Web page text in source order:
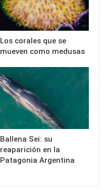
Los corales que se
mueven como medusas
Ballena Sei: su
reaparición en la
Patagonia Argentina